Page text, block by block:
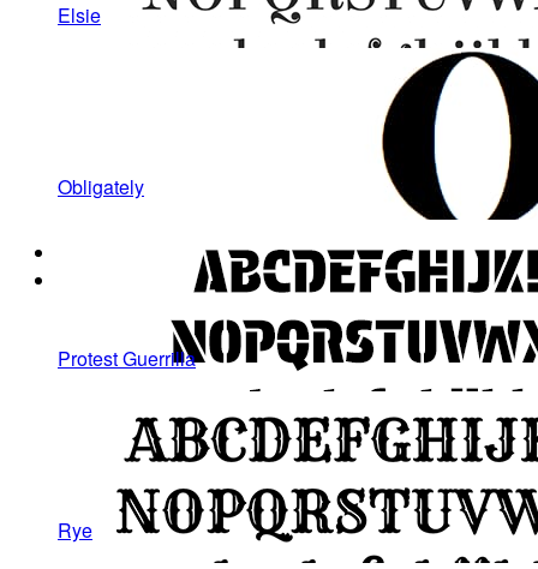
Elsie
Obligately
Protest Guerrilla
Rye